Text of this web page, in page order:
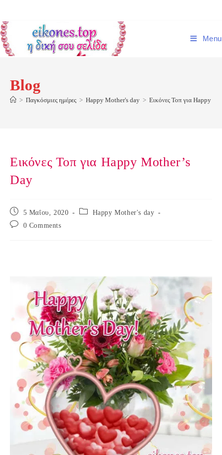
content
Menu
Blog
> Παγκόσμιες ημέρες > Happy Mother's day > Εικόνες Τοπ για Happy
Εικόνες Τοπ για Happy Mother’s
Day
Post
published:
5 Μαΐου, 2020
Post
Happy Mother's day
Post
0 Comments